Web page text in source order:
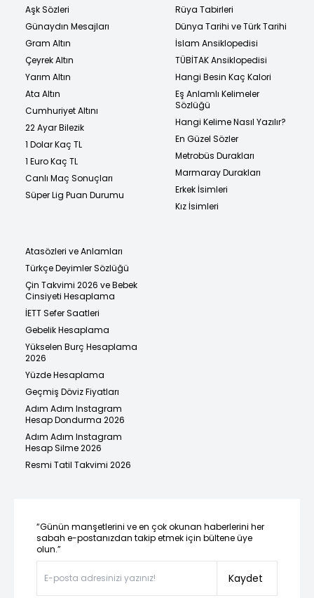
Aşk Sözleri
Günaydın Mesajları
Gram Altın
Çeyrek Altın
Yarım Altın
Ata Altın
Cumhuriyet Altını
22 Ayar Bilezik
1 Dolar Kaç TL
1 Euro Kaç TL
Canlı Maç Sonuçları
Süper Lig Puan Durumu
Rüya Tabirleri
Dünya Tarihi ve Türk Tarihi
İslam Ansiklopedisi
TÜBİTAK Ansiklopedisi
Hangi Besin Kaç Kalori
Eş Anlamlı Kelimeler
Sözlüğü
Hangi Kelime Nasıl Yazılır?
En Güzel Sözler
Metrobüs Durakları
Marmaray Durakları
Erkek İsimleri
Kız İsimleri
Atasözleri ve Anlamları
Türkçe Deyimler Sözlüğü
Çin Takvimi 2026 ve Bebek
Cinsiyeti Hesaplama
İETT Sefer Saatleri
Gebelik Hesaplama
Yükselen Burç Hesaplama
2026
Yüzde Hesaplama
Geçmiş Döviz Fiyatları
Adım Adım Instagram
Hesap Dondurma 2026
Adım Adım Instagram
Hesap Silme 2026
Resmi Tatil Takvimi 2026
“Günün manşetlerini ve en çok okunan haberlerini her
sabah e-postanızdan takip etmek için bültene üye
olun.”
Kaydet